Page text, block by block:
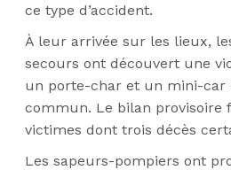
ce type d’accident.
À leur arrivée sur les lieux,
secours ont découvert une
un porte-char et un mini-car
commun. Le bilan provisoire
victimes dont trois décès
Les sapeurs-pompiers ont